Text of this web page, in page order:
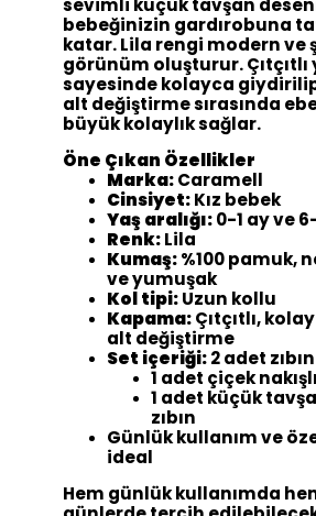
sevimli küçük tavşan
bebeğinizin gardırobuna
katar. Lila rengi modern ve
görünüm oluşturur. Çıtçıtlı
sayesinde kolayca
alt değiştirme sırasında
büyük kolaylık sağlar.
Öne Çıkan Özellikler
Marka:Caramell
Cinsiyet:Kız bebek
Yaş aralığı:0-1 ay ve
Renk:Lila
Kumaş:%100 pamuk,
ve yumuşak
Kol tipi:Uzun kollu
Kapama:Çıtçıtlı,
alt değiştirme
Set içeriği:2 adet zıbın
1 adet çiçek
1 adet küçük
zıbın
Günlük kullanım ve
ideal
Hem günlük kullanımda